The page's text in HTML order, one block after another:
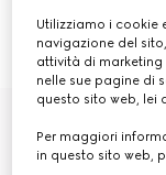
€ 3.100
Utilizziamo i cookie
navigazione del
attività di marketing
nelle sue pagine di
questo sito web, lei
Per maggiori
in questo sito web,